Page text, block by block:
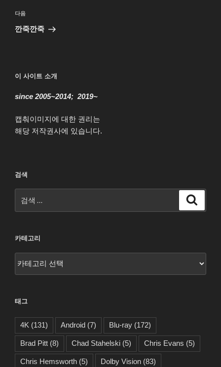
다
음
다음
깐죽깐죽
이 사이트 소개
since 2005~2014; 2019~
캡춰이미지에 대한 권리는
해당 저작권사에 있습니다.
검색
색:
카테고리
태그
4K (131) Android (7) Blu-ray (172)
Brad Pitt (8) Chad Stahelski (5) Chris Evans (5)
Chris Hemsworth (5) Dolby Vision (83)